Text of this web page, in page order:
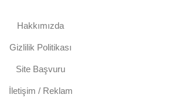
Hakkımızda
Gizlilik Politikası
Site Başvuru
İletişim / Reklam